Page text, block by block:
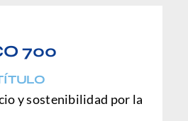
700
y sostenibilidad por la